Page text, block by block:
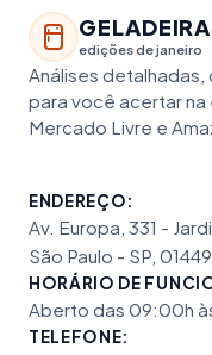
edições de janeiro
Análises
para você acertar na
Mercado Livre e
ENDEREÇO:
Av. Europa, 331 -
São Paulo - SP,
HORÁRIO DE
Aberto das 09:00h
TELEFONE: